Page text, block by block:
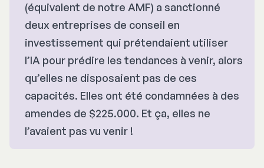
(équivalent de notre AMF) a sanctionné
deux entreprises de conseil en
investissement qui prétendaient utiliser
l’IA pour prédire les tendances à venir, alors
qu’elles ne disposaient pas de ces
capacités. Elles ont été condamnées à des
amendes de $225.000. Et ça, elles ne
l’avaient pas vu venir !